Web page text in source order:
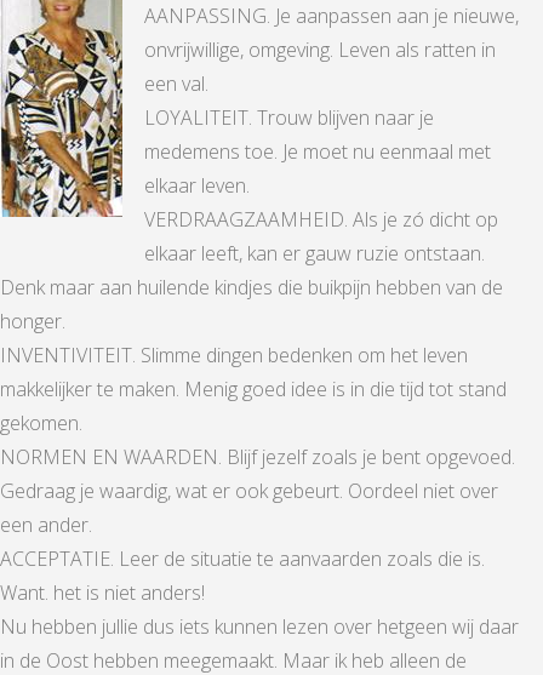
AANPASSING. Je aanpassen aan je nieuwe,
onvrijwillige, omgeving. Leven als ratten in
een val.
LOYALITEIT. Trouw blijven naar je
medemens toe. Je moet nu eenmaal met
elkaar leven.
VERDRAAGZAAMHEID. Als je zó dicht op
elkaar leeft, kan er gauw ruzie ontstaan.
Denk maar aan huilende kindjes die buikpijn hebben van de
honger.
INVENTIVITEIT. Slimme dingen bedenken om het leven
makkelijker te maken. Menig goed idee is in die tijd tot stand
gekomen.
NORMEN EN WAARDEN. Blijf jezelf zoals je bent opgevoed.
Gedraag je waardig, wat er ook gebeurt. Oordeel niet over
een ander.
ACCEPTATIE. Leer de situatie te aanvaarden zoals die is.
Want. het is niet anders!
Nu hebben jullie dus iets kunnen lezen over hetgeen wij daar
in de Oost hebben meegemaakt. Maar ik heb alleen de